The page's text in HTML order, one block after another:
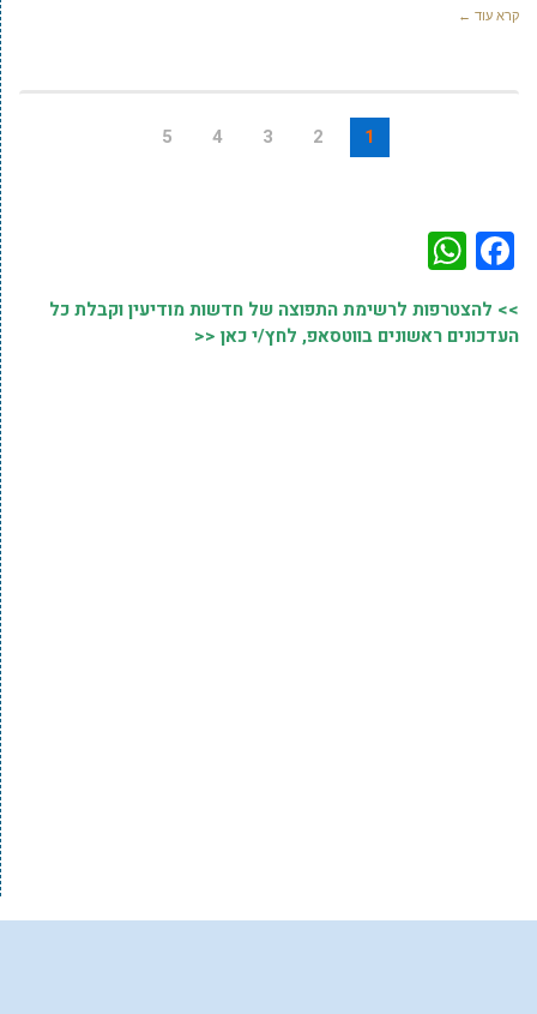
קרא עוד ←
1
2
3
4
5
Facebook
>> להצטרפות לרשימת התפוצה של חדשות מודיעין וקבלת כל
העדכונים ראשונים בווטסאפ, לחץ/י כאן <<